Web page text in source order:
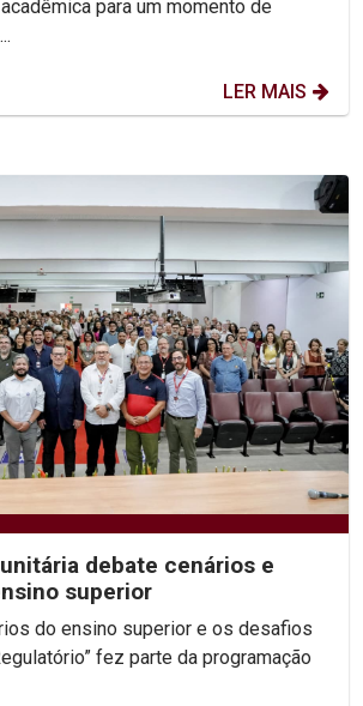
para um momento de
LER MAIS
debate cenários e
superior
do ensino superior e os desafios
fez parte da programação